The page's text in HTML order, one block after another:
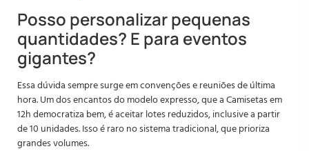
Posso personalizar pequenas
quantidades? E para eventos
gigantes?
Essa dúvida sempre surge em convenções e reuniões de última
hora. Um dos encantos do modelo expresso, que a Camisetas em
12h democratiza bem, é aceitar lotes reduzidos, inclusive a partir
de 10 unidades. Isso é raro no sistema tradicional, que prioriza
grandes volumes.